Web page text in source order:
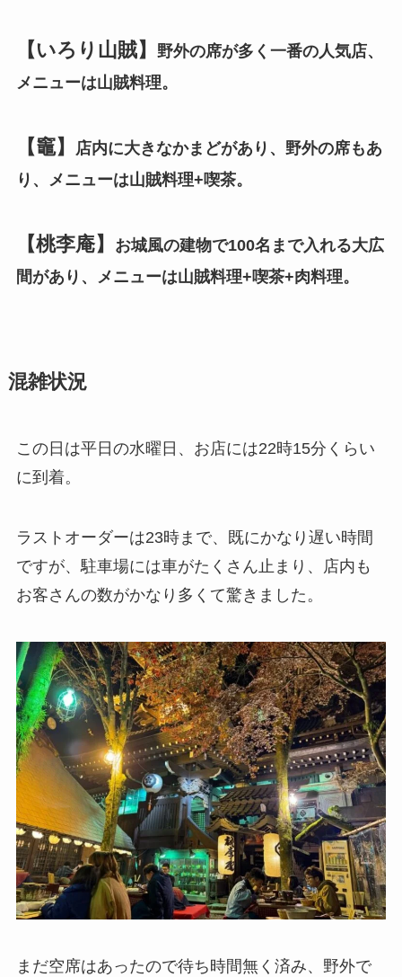
【いろり山賊】
野外の席が多く一番の人気店、
メニューは山賊料理。
【竈】
店内に大きなかまどがあり、野外の席もあ
り、メニューは山賊料理+喫茶。
【桃李庵】
お城風の建物で100名まで入れる大広
間があり、メニューは山賊料理+喫茶+肉料理。
混雑状況
この日は平日の水曜日、お店には22時15分くらい
に到着。
ラストオーダーは23時まで、既にかなり遅い時間
ですが、駐車場には車がたくさん止まり、店内も
お客さんの数がかなり多くて驚きました。
まだ空席はあったので待ち時間無く済み、野外で